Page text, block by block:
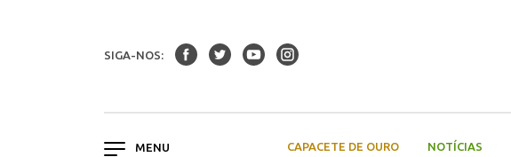
SIGA-NOS:
CAPACETE DE OURO NOTÍCIAS